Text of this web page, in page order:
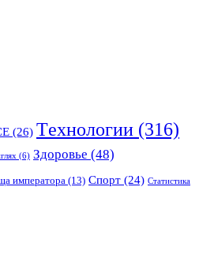
(26) Tехнологии (316)
(6) Здоровье (48)
императора (13) Спорт (24) Статистика